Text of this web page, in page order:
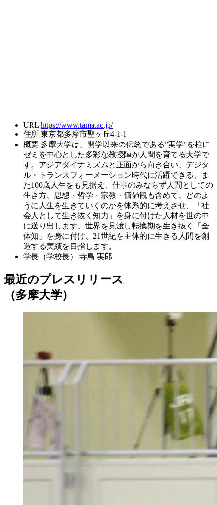
URL https://www.tama.ac.jp/
住所 東京都多摩市聖ヶ丘4-1-1
概要 多摩大学は、開学以来の伝統である”実学”を柱に
ゼミを中心とした多彩な教授陣が人間を育てる大学で
す。アジアダイナミズムと正面から向き合い、デジタ
ル・トランスフォーメーション時代に活躍できる、ま
た100歳人生をも見据え、仕事のみならず人間としての
生き方、思想・哲学・宗教・価値観も含めて、どのよ
うに人生を生きていくのかを体系的に考えさせ、「社
会人として生き抜く知力」を身に付けた人材を世の中
に送り出します。世界を見渡し転換期を生き抜く「全
体知」を身に付け、21世紀を主体的に生きる人間を創
造する実績を目指します。
学長（学校長）
寺島 実郎
最近のプレスリリース
（多摩大学）